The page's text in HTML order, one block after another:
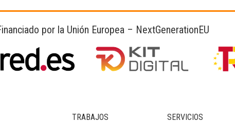
por la Unión Europea – NextGenerationEU
TRABAJOS
SERVICIOS